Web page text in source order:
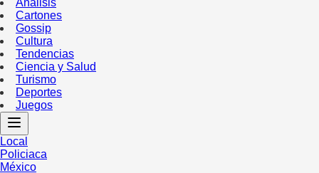
Análisis
Cartones
Gossip
Cultura
Tendencias
Ciencia y Salud
Turismo
Deportes
Juegos
Local
Policiaca
México